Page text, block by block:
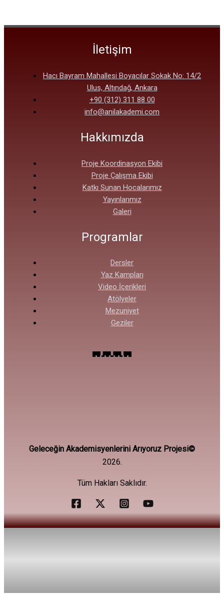
İletişim
Hacı Bayram Mahallesi Boyacılar Sokak No: 14/2
Ulus, Altındağ, Ankara
+90 (312) 311 88 00
info@anilakademi.com
Hakkımızda
Proje Koordinasyon Ekibi
Proje Çalışma Ekibi
Katkı Sunan Hocalarımız
Yayınlarımız
Galeri
Programlar
Dersler
Yaz Kampları
Video İçerikleri
Atölyeler
Mezuniyet
Geziler
Geleceğin Akademisyenlerini Arıyoruz Projesi©
2026.
Tüm Hakları Saklıdır.